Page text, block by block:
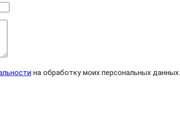
на обработку моих персональных данных.